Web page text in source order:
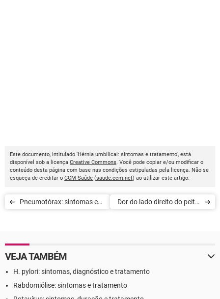
Este documento, intitulado 'Hérnia umbilical: sintomas e tratamento', está
disponível sob a licença Creative Commons. Você pode copiar e/ou modificar o
conteúdo desta página com base nas condições estipuladas pela licença. Não se
esqueça de creditar o CCM Saúde (saude.ccm.net) ao utilizar este artigo.
Pneumotórax: sintomas e
Dor do lado direito do peito:
VEJA TAMBÉM
H. pylori: sintomas, diagnóstico e tratamento
Rabdomiólise: sintomas e tratamento